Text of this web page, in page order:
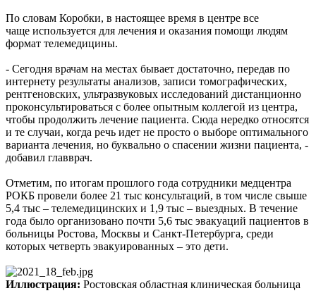
По словам Коробки, в настоящее время в центре все
чаще используется для лечения и оказания помощи людям
формат телемедицины.
- Сегодня врачам на местах бывает достаточно, передав по
интернету результаты анализов, записи томографических,
рентгеновских, ультразвуковых исследований дистанционно
проконсультироваться с более опытным коллегой из центра,
чтобы продолжить лечение пациента. Сюда нередко относятся
и те случаи, когда речь идет не просто о выборе оптимального
варианта лечения, но буквально о спасении жизни пациента, -
добавил главврач.
Отметим, по итогам прошлого года сотрудники медцентра
РОКБ провели более 21 тыс консультаций, в том числе свыше
5,4 тыс – телемедицинских и 1,9 тыс – выездных. В течение
года было организовано почти 5,6 тыс эвакуаций пациентов в
больницы Ростова, Москвы и Санкт-Петербурга, среди
которых четверть эвакуированных – это дети.
Иллюстрация: Ростовская областная клиническая больница